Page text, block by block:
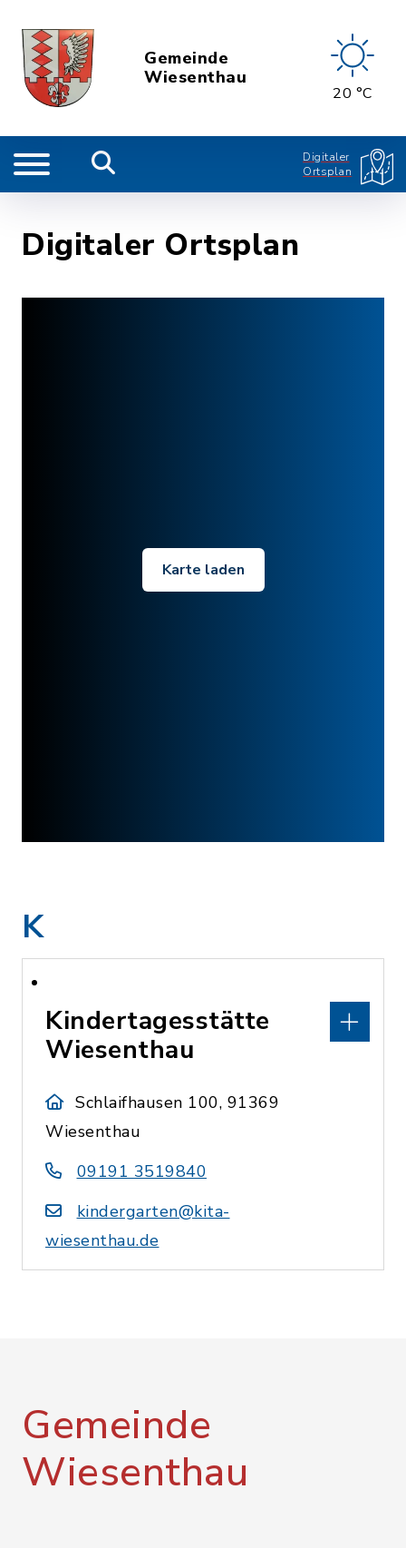
Gemeinde
Wiesenthau
20 °C
Digitaler
Ortsplan
Digitaler Ortsplan
Karte laden
K
Kindertagesstätte
Wiesenthau
Schlaifhausen 100, 91369
Wiesenthau
09191 3519840
kindergarten@kita-
wiesenthau.de
Gemeinde
Wiesenthau